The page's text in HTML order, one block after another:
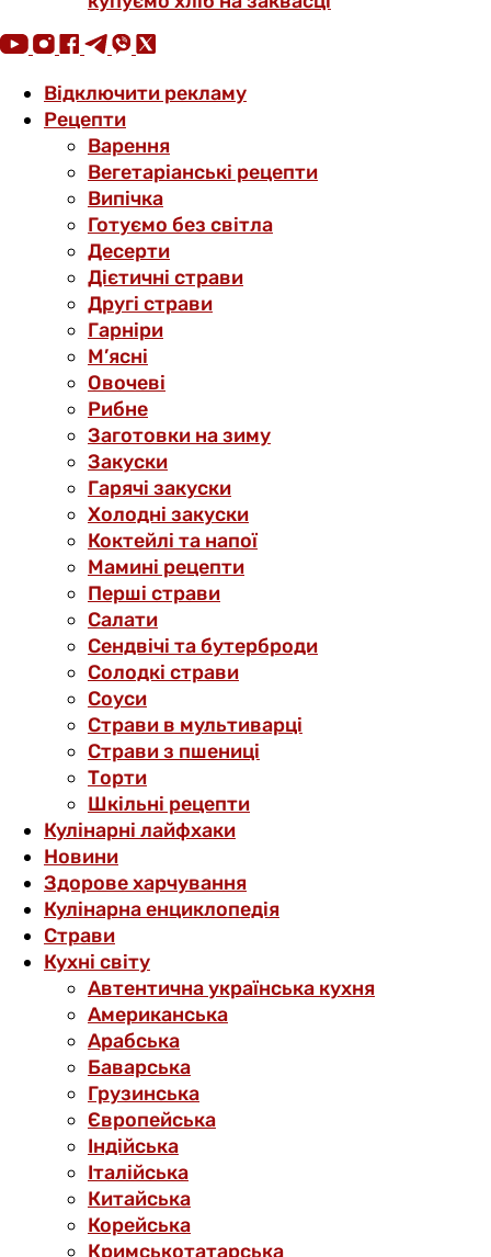
Відключити рекламу
Рецепти
Варення
Вегетаріанські рецепти
Випічка
Готуємо без світла
Десерти
Дієтичні страви
Другі страви
Гарніри
М’ясні
Овочеві
Рибне
Заготовки на зиму
Закуски
Гарячі закуски
Холодні закуски
Коктейлі та напої
Мамині рецепти
Перші страви
Салати
Сендвічі та бутерброди
Солодкі страви
Соуси
Страви в мультиварці
Страви з пшениці
Торти
Шкільні рецепти
Кулінарні лайфхаки
Новини
Здорове харчування
Кулінарна енциклопедія
Страви
Кухні світу
Автентична українська кухня
Американська
Арабська
Баварська
Грузинська
Європейська
Індійська
Італійська
Китайська
Корейська
Кримськотатарська